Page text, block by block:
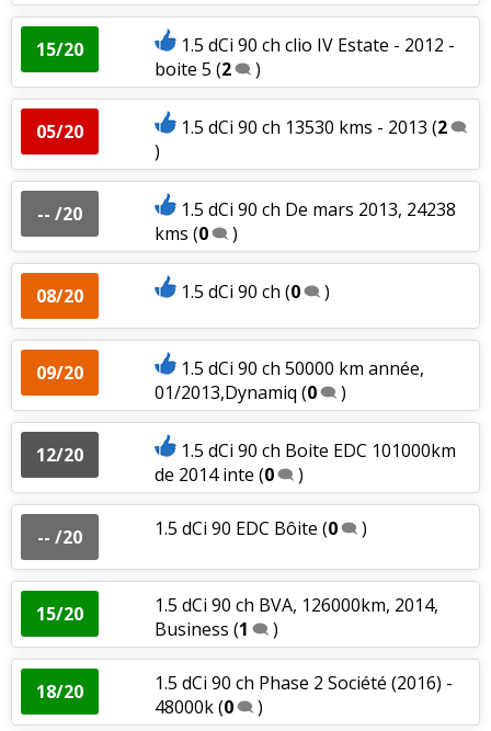
15/20
1.5 dCi 90 ch clio IV Estate - 2012 -
boite 5 (2 )
05/20 1.5 dCi 90 ch 13530 kms - 2013 (2
)
-- /20
1.5 dCi 90 ch De mars 2013, 24238
kms (0 )
08/20 1.5 dCi 90 ch (0 )
09/20
1.5 dCi 90 ch 50000 km année,
01/2013,Dynamiq (0 )
12/20
1.5 dCi 90 ch Boite EDC 101000km
de 2014 inte (0 )
-- /20 1.5 dCi 90 EDC Bôite (0 )
15/20
1.5 dCi 90 ch BVA, 126000km, 2014,
Business (1 )
18/20
1.5 dCi 90 ch Phase 2 Société (2016) -
48000k(0 )